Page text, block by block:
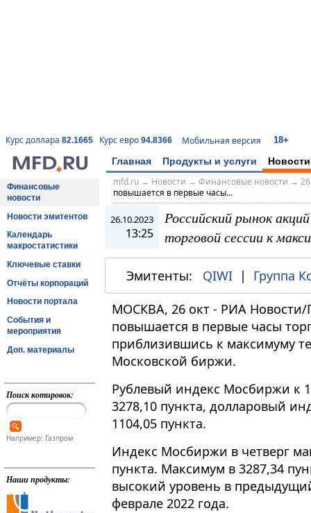
Курс доллара 82.1665 Курс евро 94.8366 Мобильная версия 18+
Главная Продукты и услуги Новости
Финансовые
новости
Новости эмитентов
Календарь
макростатистики
Ключевые ставки
Отчёты корпораций
Новости портала
События и
мероприятия
Доп. материалы
Поиск котировок:
Например: Газпром
Наши продукты:
mfd.ru→ Новости → Финансовые новости →
повышается в первые часы...
26.10.2023
13:25
Российский рынок
торговой сессии к
Эмитенты: QIWI | Группа
МОСКВА, 26 окт - РИА
повышается в первые часы
приблизившись к максимуму
Московской биржи.
Рублевый индекс Мосбиржи к
3278,10 пункта, долларовый
1104,05 пункта.
Индекс Мосбиржи в четверг
пункта. Максимум в 3287,34
высокий уровень в
феврале 2022 года.